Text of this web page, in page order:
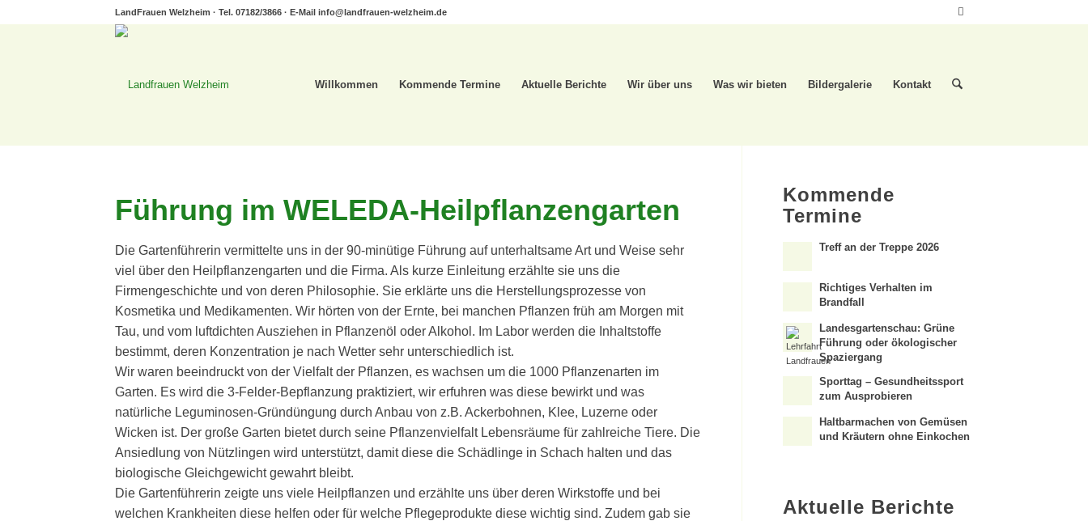
LandFrauen Welzheim · Tel. 07182/3866 · E-Mail info@landfrauen-welzheim.de
Willkommen Kommende Termine Aktuelle Berichte Wir über uns Was wir bieten Bildergalerie Kontakt
Führung im WELEDA-Heilpflanzengarten
Die Gartenführerin vermittelte uns in der 90-minütige Führung auf unterhaltsame Art und Weise sehr
viel über den Heilpflanzengarten und die Firma. Als kurze Einleitung erzählte sie uns die
Firmengeschichte und von deren Philosophie. Sie erklärte uns die Herstellungsprozesse von
Kosmetika und Medikamenten. Wir hörten von der Ernte, bei manchen Pflanzen früh am Morgen mit
Tau, und vom luftdichten Ausziehen in Pflanzenöl oder Alkohol. Im Labor werden die Inhaltstoffe
bestimmt, deren Konzentration je nach Wetter sehr unterschiedlich ist.
Wir waren beeindruckt von der Vielfalt der Pflanzen, es wachsen um die 1000 Pflanzenarten im
Garten. Es wird die 3-Felder-Bepflanzung praktiziert, wir erfuhren was diese bewirkt und was
natürliche Leguminosen-Gründüngung durch Anbau von z.B. Ackerbohnen, Klee, Luzerne oder
Wicken ist. Der große Garten bietet durch seine Pflanzenvielfalt Lebensräume für zahlreiche Tiere. Die
Ansiedlung von Nützlingen wird unterstützt, damit diese die Schädlinge in Schach halten und das
biologische Gleichgewicht gewahrt bleibt.
Die Gartenführerin zeigte uns viele Heilpflanzen und erzählte uns über deren Wirkstoffe und bei
welchen Krankheiten diese helfen oder für welche Pflegeprodukte diese wichtig sind. Zudem gab sie
Kommende
Termine
Treff an der Treppe 2026
Richtiges Verhalten im
Brandfall
Landesgartenschau: Grüne
Führung oder ökologischer
Spaziergang
Sporttag – Gesundheitssport
zum Ausprobieren
Haltbarmachen von Gemüsen
und Kräutern ohne Einkochen
Aktuelle Berichte